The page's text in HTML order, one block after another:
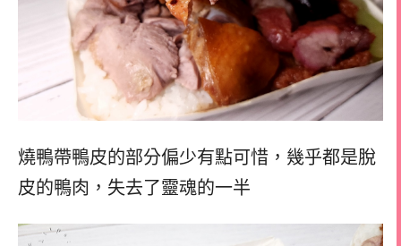
燒鴨帶鴨皮的部分偏少有點可惜， 幾乎都是脫
皮的鴨肉， 失去了靈魂的一半